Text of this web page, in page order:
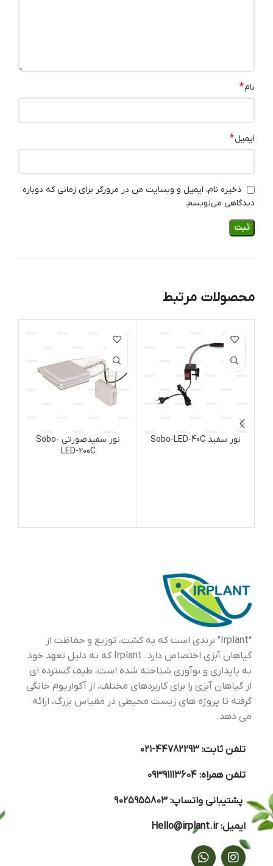
نام*
ایمیل*
ذخیره نام، ایمیل و وبسایت من در مرورگر برای زمانی که دوباره
دیدگاهی می‌نویسم.
محصولات مرتبط
نور سفید Sobo-LED-40C
نور سفیدصورتی Sobo-
LED-200C
“Irplant” برندی است که به کشت، توزیع و حفاظت از
گیاهان آبزی اختصاص دارد. Irplant که به دلیل تعهد خود
به پایداری و نوآوری شناخته شده است، طیف گسترده ای
از گیاهان آبزی را برای کاربردهای مختلف، از آکواریوم خانگی
گرفته تا پروژه های زیست محیطی در مقیاس بزرگ، ارائه
می دهد.
تلفن ثابت:44782293-۰۲۱
تلفن همراه:09391113604
پشتیبانی واتساپ:9025955803
ایمیل:Hello@irplant.ir